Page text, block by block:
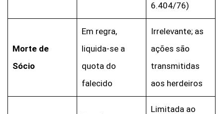
6.404/76)
Morte de
Sócio
Em regra,
liquida-se a
quota do
falecido
Irrelevante; as
ações são
transmitidas
aos herdeiros
Limitada ao